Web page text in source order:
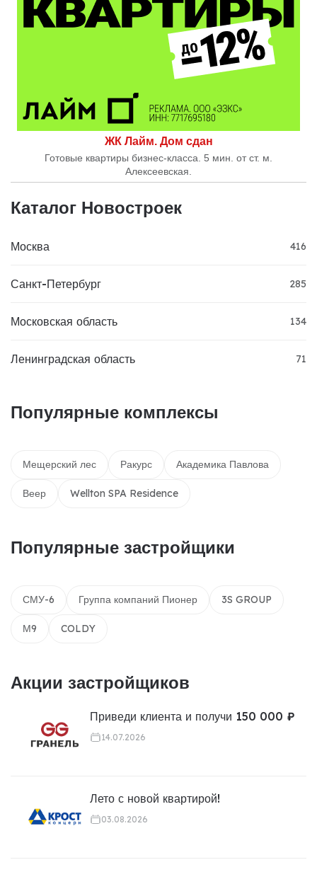
ЖК Лайм. Дом сдан
Готовые квартиры бизнес-класса. 5 мин. от ст. м.
Алексеевская.
Каталог Новостроек
Москва 416
Санкт-Петербург 285
Московская область 134
Ленинградская область 71
Популярные комплексы
Мещерский лес Ракурс Академика Павлова
Веер Wellton SPA Residence
Популярные застройщики
СМУ-6 Группа компаний Пионер 3S GROUP
М9 COLDY
Акции застройщиков
Приведи клиента и получи 150 000 ₽
14.07.2026
Лето с новой квартирой!
03.08.2026